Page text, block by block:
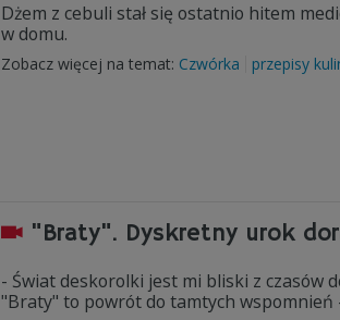
Dżem z cebuli stał się ostatnio hitem
w domu.
Zobacz więcej na temat: Czwórka przepisy
"Braty". Dyskretny urok
- Świat deskorolki jest mi bliski z czasów
"Braty" to powrót do tamtych wspomnień